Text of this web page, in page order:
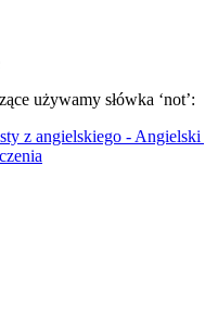
używamy słówka ‘not’: